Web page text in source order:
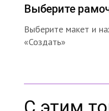
Выберите
Выберите макет и
«Создать»